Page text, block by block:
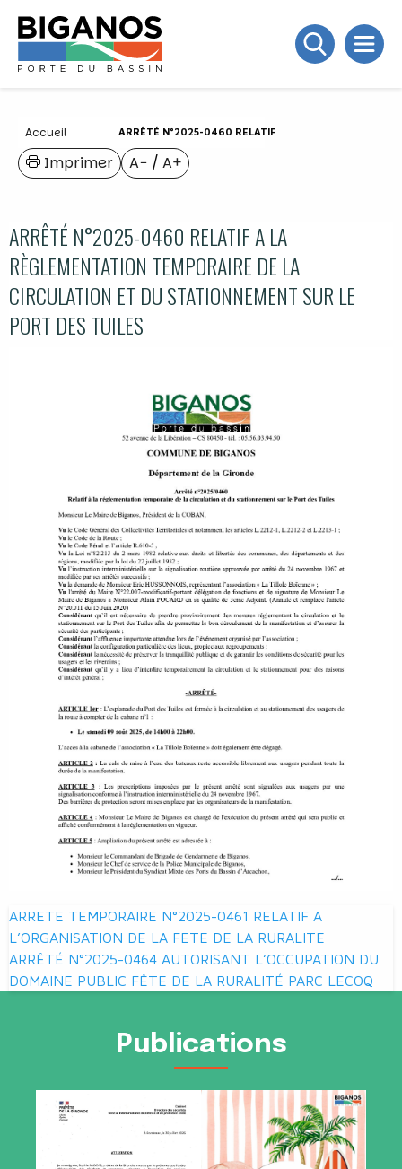
Accueil ARRÊTÉ N°2025-0460 RELATIF A LA RÈGLEMENTATION TEMPORAIRE DE LA CIRCULATION ET DU STATIONNEMENT SUR LE PORT DES TUILES
A− / A+
Imprimer
ARRÊTÉ N°2025-0460 RELATIF A LA
RÈGLEMENTATION TEMPORAIRE DE LA
CIRCULATION ET DU STATIONNEMENT SUR LE
PORT DES TUILES
Navigation
de
l’article
ARRETE TEMPORAIRE N°2025-0461 RELATIF A
L’ORGANISATION DE LA FETE DE LA RURALITE
ARRÊTÉ N°2025-0464 AUTORISANT L’OCCUPATION DU
DOMAINE PUBLIC FÊTE DE LA RURALITÉ PARC LECOQ
Publications